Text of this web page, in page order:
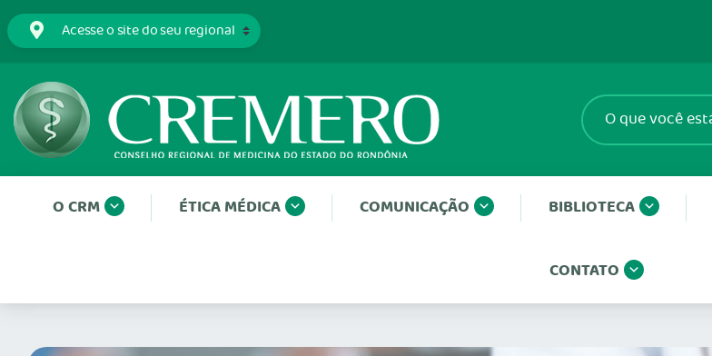
O CRM ÉTICA MÉDICA COMUNICAÇÃO BIBLIOTECA
CONTATO